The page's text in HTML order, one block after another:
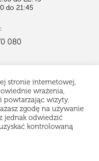
odpoczywamy, ale
z wyprzedzeniem —
do 21:45
080
zastrzeżone.
strony zabronione
stronie internetowej,
wrażenia,
powtarzając wizyty.
zgodę na używanie
jednak odwiedzić
kontrolowaną